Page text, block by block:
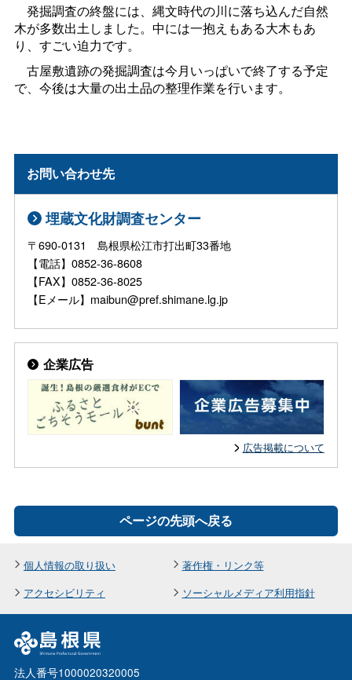
発掘調査の終盤には、縄文時代の川に落ち込んだ自然
木が多数出土しました。中には一抱えもある大木もあ
り、すごい迫力です。
古屋敷遺跡の発掘調査は今月いっぱいで終了する予定
で、今後は大量の出土品の整理作業を行います。
お問い合わせ先
埋蔵文化財調査センター
〒690-0131 島根県松江市打出町33番地
【電話】0852-36-8608
【FAX】0852-36-8025
【Eメール】maibun@pref.shimane.lg.jp
企業広告
広告掲載について
ページの先頭へ戻る
個人情報の取り扱い
著作権・リンク等
アクセシビリティ
ソーシャルメディア利用指針
法人番号1000020320005